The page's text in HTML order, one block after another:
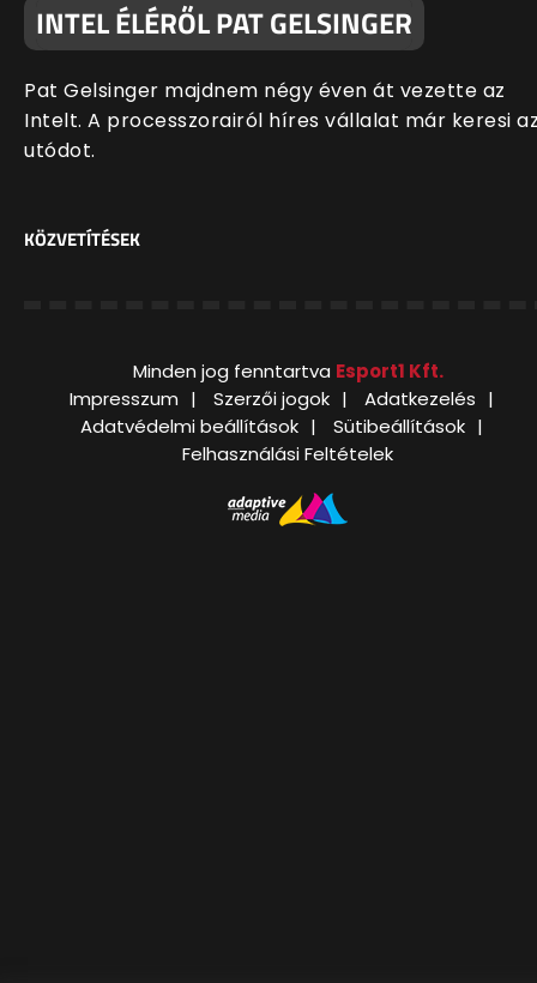
INTEL ÉLÉRŐL PAT GELSINGER
Pat Gelsinger majdnem négy éven át vezette az
Intelt. A processzorairól híres vállalat már keresi
utódot.
KÖZVETÍTÉSEK
Minden jog fenntartva Esport1 Kft.
Impresszum
Szerzői jogok
Adatkezelés
Adatvédelmi beállítások
Sütibeállítások
Felhasználási Feltételek